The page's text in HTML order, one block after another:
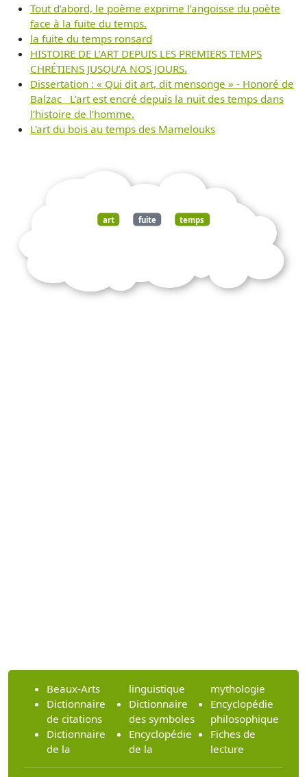
Tout d’abord, le poème exprime l’angoisse du poète
face à la fuite du temps.
la fuite du temps ronsard
HISTOIRE DE L’ART DEPUIS LES PREMIERS TEMPS
CHRÉTIENS JUSQU’A NOS JOURS.
Dissertation : « Qui dit art, dit mensonge » - Honoré de
Balzac L’art est encré depuis la nuit des temps dans
l’histoire de l’homme.
L'art du bois au temps des Mamelouks
art fuite temps
Beaux-Arts
Dictionnaire
de citations
Dictionnaire
de la
linguistique
Dictionnaire
des symboles
Encyclopédie
de la
mythologie
Encyclopédie
philosophique
Fiches de
lecture